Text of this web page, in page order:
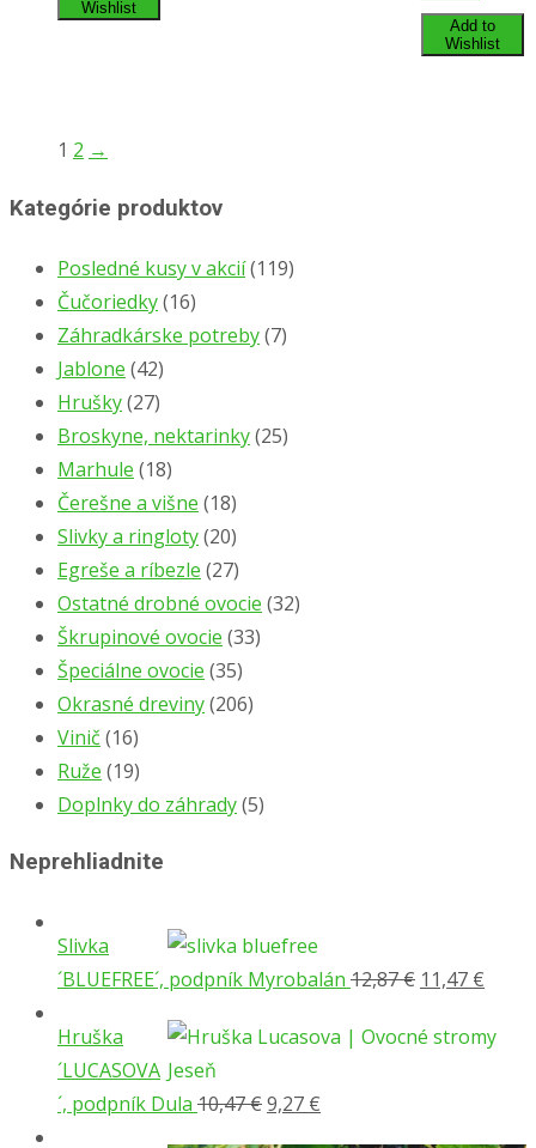
Wishlist
Add to
Wishlist
1 2 →
Kategórie produktov
Posledné kusy v akcií(119)
Čučoriedky(16)
Záhradkárske potreby(7)
Jablone (42)
Hrušky(27)
Broskyne, nektarinky(25)
Marhule (18)
Čerešne a višne (18)
Slivky a ringloty(20)
Egreše a ríbezle (27)
Ostatné drobné ovocie (32)
Škrupinové ovocie (33)
Špeciálne ovocie (35)
Okrasné dreviny(206)
Vinič (16)
Ruže (19)
Doplnky do záhrady(5)
Neprehliadnite
Slivka
´BLUEFREE´, podpník Myrobalán 12,87€ Pôvodná
bola:
11,47 €
je:
Hruška
´LUCASOVA
´, podpník Dula 10,47€Pôvodná
9,27 €